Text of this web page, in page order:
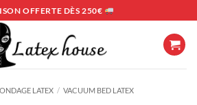
OFFERTE DÈS 250€
LATEX / VACUUM BED LATEX